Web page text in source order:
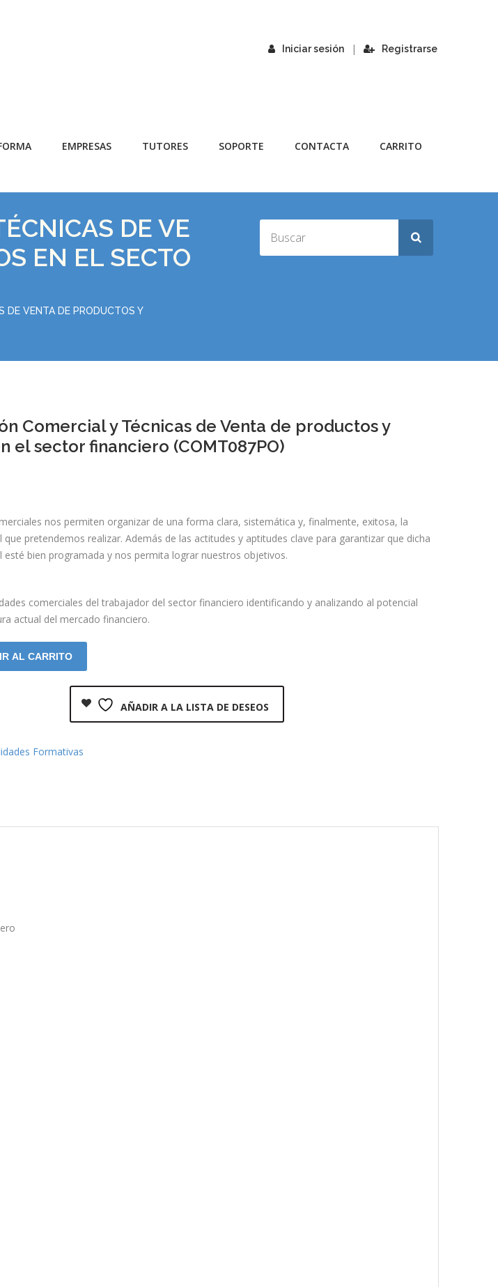
Iniciar sesión | Registrarse
EMPRESAS TUTORES SOPORTE CONTACTA CARRITO
DE VE
EN EL SECTO
DE VENTA DE PRODUCTOS Y
Comercial y Técnicas de Venta de productos y
el sector financiero (COMT087PO)
nos permiten organizar de una forma clara, sistemática y, finalmente, exitosa, la
que pretendemos realizar. Además de las actitudes y aptitudes clave para garantizar que dicha
esté bien programada y nos permita lograr nuestros objetivos.
comerciales del trabajador del sector financiero identificando y analizando al potencial
actual del mercado financiero.
AL CARRITO
AÑADIR A LA LISTA DE DESEOS
Formativas